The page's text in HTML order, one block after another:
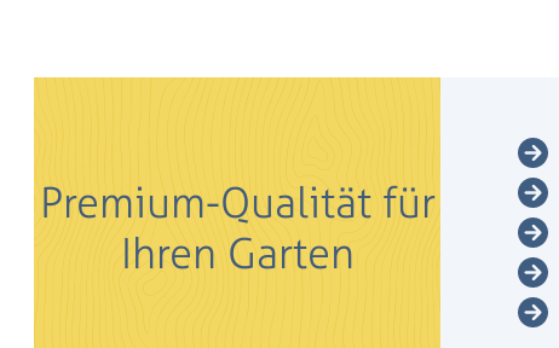
Premium-Qualität für
Ihren Garten